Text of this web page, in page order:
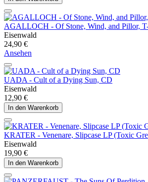
AGALLOCH - Of Stone, Wind, and Pillor,
Eisenwald
24,90 €
Ansehen
UADA - Cult of a Dying Sun, CD
Eisenwald
12,90 €
In den Warenkorb
KRATER - Venenare, Slipcase LP (Toxic
Eisenwald
19,90 €
In den Warenkorb